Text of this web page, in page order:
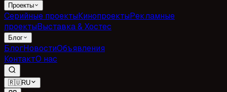
Проекты
Серийные проектыКинопроектыРекламные
проектыВыставка & Хостес
Блог
БлогНовостиОбъявления
КонтактО нас
🇷🇺RU